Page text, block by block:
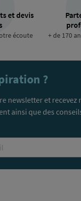
et devis
écoute + de 170
?
newsletter et recevez
ainsi que des